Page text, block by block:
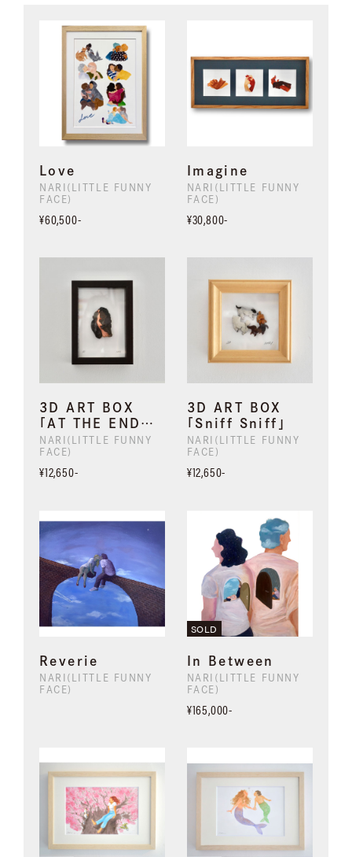
Love
NARI(LITTLE FUNNY
FACE)
¥60,500-
Imagine
NARI(LITTLE FUNNY
FACE)
¥30,800-
3D ART BOX
「AT THE END…
NARI(LITTLE FUNNY
FACE)
¥12,650-
3D ART BOX
「Sniff Sniff」
NARI(LITTLE FUNNY
FACE)
¥12,650-
Reverie
NARI(LITTLE FUNNY
FACE)
SOLD
In Between
NARI(LITTLE FUNNY
FACE)
¥165,000-